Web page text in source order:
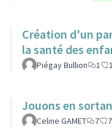
Création d'un
la santé des
Piégay Bullion 1 1
Jouons en
Celine GAMET 7 7